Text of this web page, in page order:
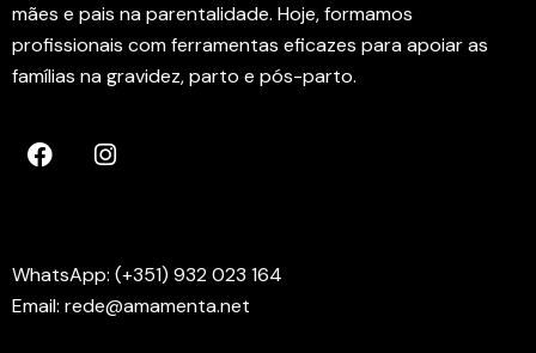
mães e pais na parentalidade. Hoje, formamos
profissionais com ferramentas eficazes para apoiar as
famílias na gravidez, parto e pós-parto.
WhatsApp: (+351) 932 023 164
Email: rede@amamenta.net